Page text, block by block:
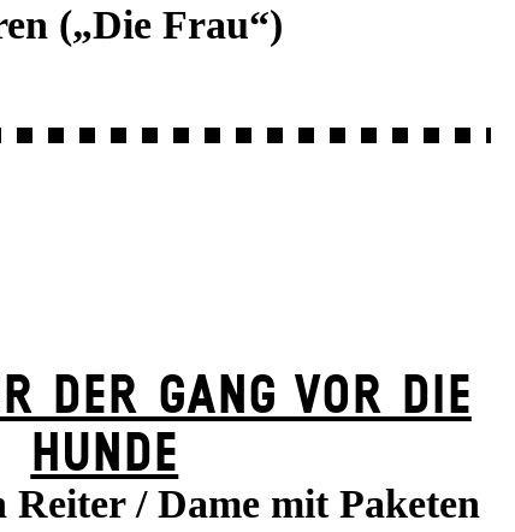
(„Die Frau“)
DER GANG VOR DIE
HUNDE
Reiter / Dame mit Paketen